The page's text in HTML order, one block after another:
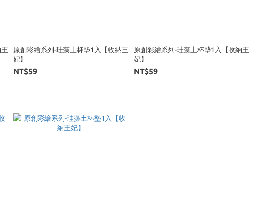
原創彩繪系列-珪藻土杯墊1入【收納王
妃】
NT$59
原創彩繪系列-珪藻土杯墊1入【收納王
妃】
NT$59